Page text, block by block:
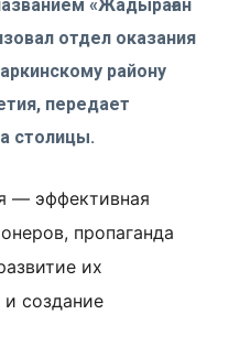
«Жадыраған
отдел оказания
району
передает
столицы.
— эффективная
пропаганда
их
создание